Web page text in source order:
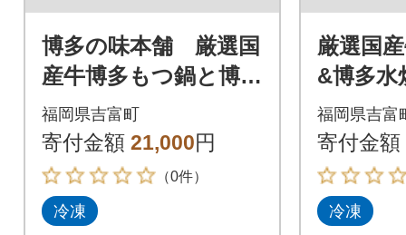
博多の味本舗 厳選国
産牛博多もつ鍋と博多
水炊き黄金のだしぽ
ん酢セット_吉富町
福岡県吉富町
寄付金額 21,000円
（0件）
冷凍
厳選国
&博多水
ーセッ
福岡県吉富
寄付金額
冷凍